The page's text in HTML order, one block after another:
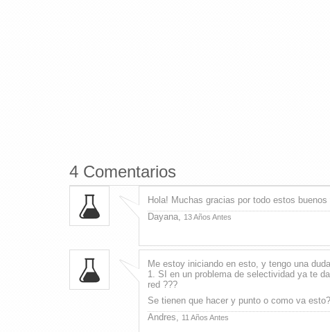
4 Comentarios
Hola! Muchas gracias por todo estos
Dayana, 13 Años Antes
Me estoy iniciando en esto, y tengo una
1. SI en un problema de selectividad ya te
red ???
Se tienen que hacer y punto o como va
Andres, 11 Años Antes